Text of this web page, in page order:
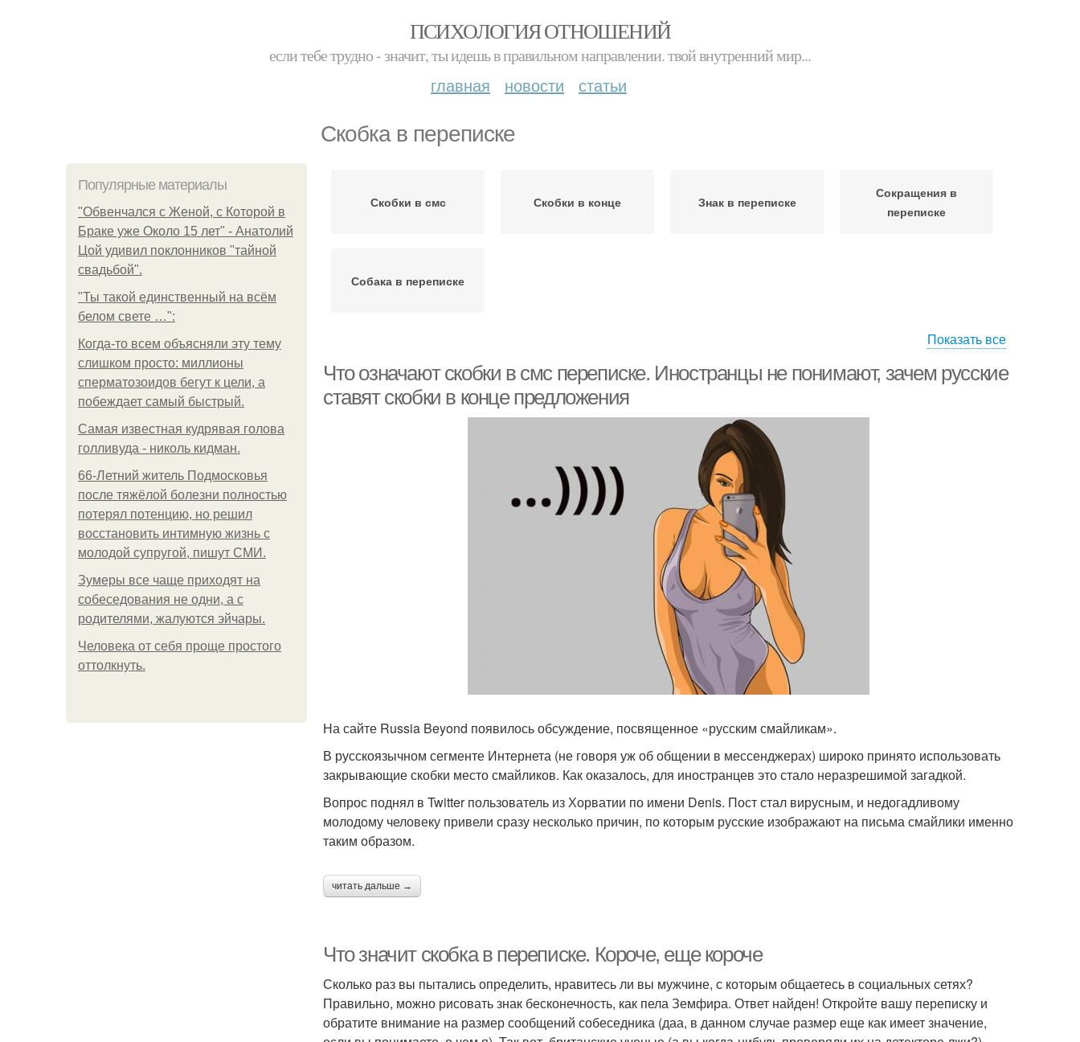
ПСИХОЛОГИЯ ОТНОШЕНИЙ
если тебе трудно - значит, ты идешь в правильном направлении. твой внутренний мир...
главная новости статьи
Скобка в переписке
Популярные материалы
"Обвенчался с Женой, с Которой в
Браке уже Около 15 лет" - Анатолий
Цой удивил поклонников "тайной
свадьбой".
"Ты такой единственный на всём
белом свете …":
Когда-то всем объясняли эту тему
слишком просто: миллионы
сперматозоидов бегут к цели, а
побеждает самый быстрый.
Самая известная кудрявая голова
голливуда - николь кидман.
66-Летний житель Подмосковья
после тяжёлой болезни полностью
потерял потенцию, но решил
восстановить интимную жизнь с
молодой супругой, пишут СМИ.
Зумеры все чаще приходят на
собеседования не одни, а с
родителями, жалуются эйчары.
Человека от себя проще простого
оттолкнуть.
Скобки в смс Скобки в конце Знак в переписке
Сокращения в
переписке
Собака в переписке
Показать все
Что означают скобки в смс переписке. Иностранцы не понимают, зачем русские
ставят скобки в конце предложения
На сайте Russia Beyond появилось обсуждение, посвященное «русским смайликам».
В русскоязычном сегменте Интернета (не говоря уж об общении в мессенджерах) широко принято использовать
закрывающие скобки место смайликов. Как оказалось, для иностранцев это стало неразрешимой загадкой.
Вопрос поднял в Twitter пользователь из Хорватии по имени Denis. Пост стал вирусным, и недогадливому
молодому человеку привели сразу несколько причин, по которым русские изображают на письма смайлики именно
таким образом.
читать дальше →
Что значит скобка в переписке. Короче, еще короче
Сколько раз вы пытались определить, нравитесь ли вы мужчине, с которым общаетесь в социальных сетях?
Правильно, можно рисовать знак бесконечность, как пела Земфира. Ответ найден! Откройте вашу переписку и
обратите внимание на размер сообщений собеседника (даа, в данном случае размер еще как имеет значение,